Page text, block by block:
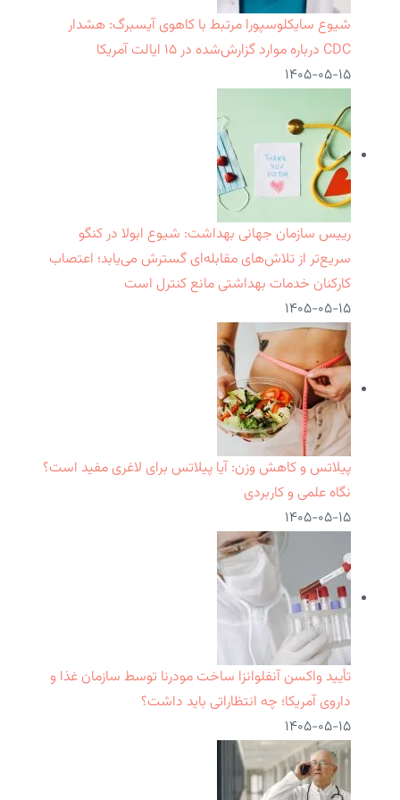
شیوع سایکلوسپورا مرتبط با کاهوی آیسبرگ: هشدار
CDC درباره موارد گزارش‌شده در ۱۵ ایالت آمریکا
۱۴۰۵-۰۵-۱۵
رییس سازمان جهانی بهداشت: شیوع ابولا در کنگو
سریع‌تر از تلاش‌های مقابله‌ای گسترش می‌یابد؛ اعتصاب
کارکنان خدمات بهداشتی مانع کنترل است
۱۴۰۵-۰۵-۱۵
پیلاتس و کاهش وزن: آیا پیلاتس برای لاغری مفید است؟
نگاه علمی و کاربردی
۱۴۰۵-۰۵-۱۵
تأیید واکسن آنفلوانزا ساخت مودرنا توسط سازمان غذا و
داروی آمریکا؛ چه انتظاراتی باید داشت؟
۱۴۰۵-۰۵-۱۵